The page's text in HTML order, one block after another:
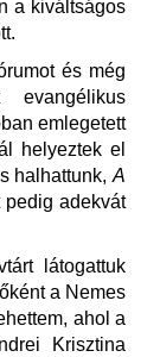
a kiváltságos
és még
evangélikus
emlegetett
helyeztek el
halhattunk, A
pedig adekvát
látogattuk
a Nemes
ahol a
Krisztina